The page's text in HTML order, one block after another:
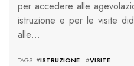
per accedere alle
istruzione e per le visite
alle…
TAGS: #ISTRUZIONE #VISITE